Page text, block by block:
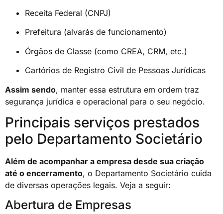
Receita Federal (CNPJ)
Prefeitura (alvarás de funcionamento)
Órgãos de Classe (como CREA, CRM, etc.)
Cartórios de Registro Civil de Pessoas Jurídicas
Assim sendo, manter essa estrutura em ordem traz
segurança jurídica e operacional para o seu negócio.
Principais serviços prestados
pelo Departamento Societário
Além de acompanhar a empresa desde sua criação
até o encerramento, o Departamento Societário cuida
de diversas operações legais. Veja a seguir:
Abertura de Empresas